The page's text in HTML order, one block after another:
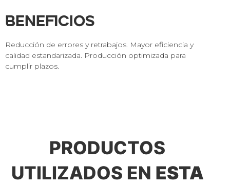
Beneficios
Reducción de errores y retrabajos. Mayor eficiencia y
calidad estandarizada. Producción optimizada para
cumplir plazos.
PRODUCTOS
UTILIZADOS EN ESTA